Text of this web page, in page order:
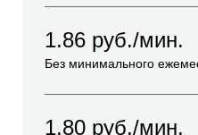
1.86 руб./мин.
Без минимального
1.80 руб./мин.